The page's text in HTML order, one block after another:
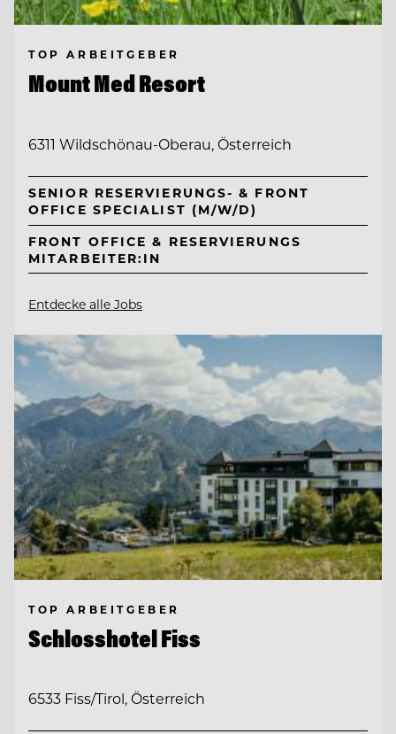
TOP ARBEITGEBER
Mount Med Resort
6311 Wildschönau-Oberau, Österreich
SENIOR RESERVIERUNGS- & FRONT
OFFICE SPECIALIST (M/W/D)
FRONT OFFICE & RESERVIERUNGS
MITARBEITER:IN
Entdecke alle Jobs
TOP ARBEITGEBER
Schlosshotel Fiss
6533 Fiss/Tirol, Österreich